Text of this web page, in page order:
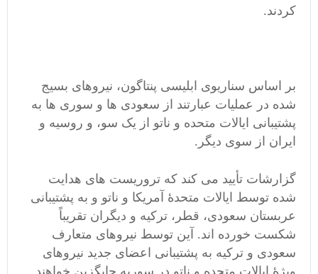
کردند.
بر اساس سناریوی ابلیسی پنتاگون، نیروهای بسیج
شده در عملیات عبارتند از سعودی ها و سوری ها به
پشتیبانی ایالات متحده و ناتو از یک سو، و روسیه و
ایران از سوی دیگر.
گزارشات تأیید می کند که تروریست های هدایت
شده توسط ایالات متحدۀ آمریکا و ناتو و به پشتیبانی
عربستان سعودی، قطر، ترکیه و دیگران تقریباً
شکست خورده اند. آین توسط نیروهای متعارف
سعودی و ترکیه به پشتیبانی اعضای جدید نیروهای
ویژۀ ایالات متحده و ناتو در سوریه جایگزین خواهند